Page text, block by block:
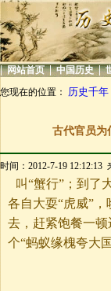
| 网站首页 | 中国历史 |
您现在的位置： 历史千年
古代官员为
时间：2012-7-19 12:12:13
叫“蟹行”；到了
各自大耍“虎威”
去，赶紧饱餐一
个“蚂蚁缘槐夸大